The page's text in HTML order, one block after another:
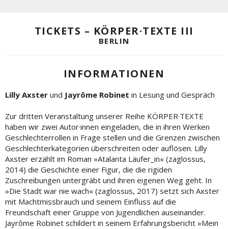
TICKETS – KÖRPER·TEXTE III
BERLIN
INFORMATIONEN
Lilly Axster und Jayrôme Robinet in Lesung und Gespräch
Zur dritten Veranstaltung unserer Reihe KÖRPER·TEXTE
haben wir zwei Autor·innen eingeladen, die in ihren Werken
Geschlechterrollen in Frage stellen und die Grenzen zwischen
Geschlechterkategorien überschreiten oder auflösen. Lilly
Axster erzählt im Roman »Atalanta Läufer_in« (zaglossus,
2014) die Geschichte einer Figur, die die rigiden
Zuschreibungen untergräbt und ihren eigenen Weg geht. In
»Die Stadt war nie wach« (zaglossus, 2017) setzt sich Axster
mit Machtmissbrauch und seinem Einfluss auf die
Freundschaft einer Gruppe von Jugendlichen auseinander.
Jayrôme Robinet schildert in seinem Erfahrungsbericht »Mein